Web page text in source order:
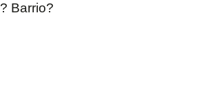
Barrio?